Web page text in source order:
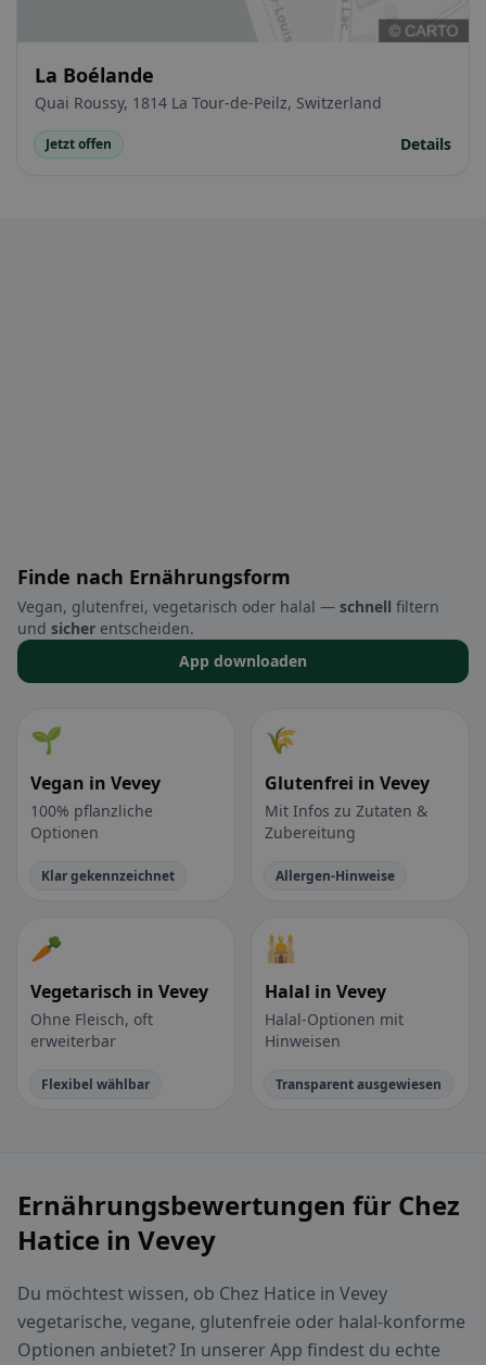
La Boélande
Quai Roussy, 1814 La Tour-de-Peilz, Switzerland
Jetzt offen Details
Finde nach Ernährungsform
Vegan, glutenfrei, vegetarisch oder halal — schnell filtern
und sicher entscheiden.
App downloaden
🌱
Vegan in Vevey
100% pflanzliche
Optionen
Klar gekennzeichnet
🌾
Glutenfrei in Vevey
Mit Infos zu Zutaten &
Zubereitung
Allergen-Hinweise
🥕
Vegetarisch in Vevey
Ohne Fleisch, oft
erweiterbar
Flexibel wählbar
🕌
Halal in Vevey
Halal-Optionen mit
Hinweisen
Transparent ausgewiesen
Ernährungsbewertungen für Chez
Hatice in Vevey
Du möchtest wissen, ob Chez Hatice in Vevey
vegetarische, vegane, glutenfreie oder halal-konforme
Optionen anbietet? In unserer App findest du echte